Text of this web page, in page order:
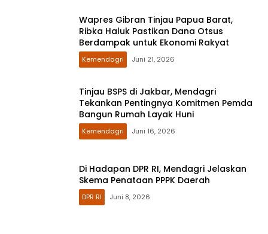
Wapres Gibran Tinjau Papua Barat,
Ribka Haluk Pastikan Dana Otsus
Berdampak untuk Ekonomi Rakyat
Kemendagri Juni 21, 2026
Tinjau BSPS di Jakbar, Mendagri
Tekankan Pentingnya Komitmen Pemda
Bangun Rumah Layak Huni
Kemendagri Juni 16, 2026
Di Hadapan DPR RI, Mendagri Jelaskan
Skema Penataan PPPK Daerah
DPR RI Juni 8, 2026